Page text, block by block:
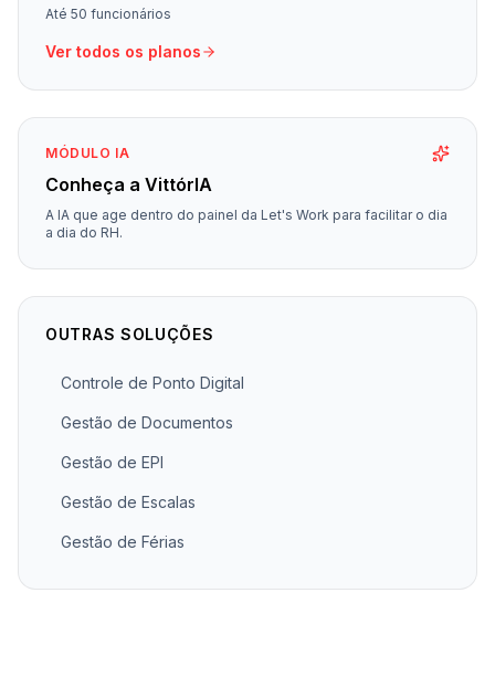
Até 50 funcionários
Ver todos os planos
MÓDULO IA
Conheça a VittórIA
A IA que age dentro do painel da Let's Work para facilitar o dia
a dia do RH.
OUTRAS SOLUÇÕES
Controle de Ponto Digital
Gestão de Documentos
Gestão de EPI
Gestão de Escalas
Gestão de Férias